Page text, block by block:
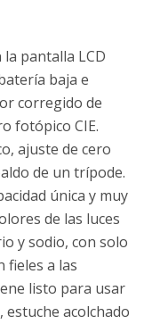
pantalla LCD
baja e
corregido de
fotópico CIE.
ajuste de cero
de un trípode.
única y muy
de las luces
y sodio, con solo
fieles a las
listo para usar
acolchado